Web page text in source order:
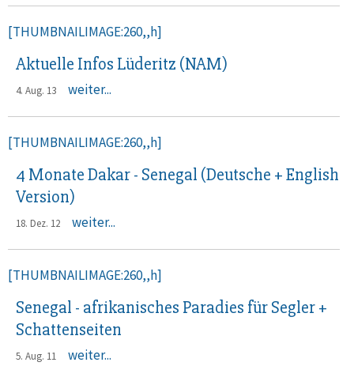
[THUMBNAILIMAGE:260,,h]
Aktuelle Infos Lüderitz (NAM)
4. Aug. 13 weiter...
[THUMBNAILIMAGE:260,,h]
4 Monate Dakar - Senegal (Deutsche + English
Version)
18. Dez. 12 weiter...
[THUMBNAILIMAGE:260,,h]
Senegal - afrikanisches Paradies für Segler +
Schattenseiten
5. Aug. 11 weiter...